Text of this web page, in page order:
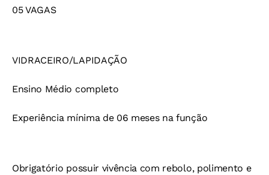
05 VAGAS
VIDRACEIRO/LAPIDAÇÃO
Ensino Médio completo
Experiência mínima de 06 meses na função
Obrigatório possuir vivência com rebolo, polimento e